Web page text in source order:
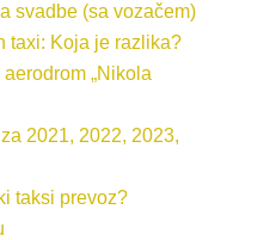
svadbe (sa vozačem)
taxi: Koja je razlika?
„Nikola
2021, 2022, 2023,
taksi prevoz?